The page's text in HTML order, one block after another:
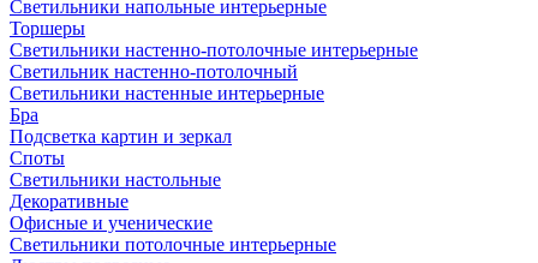
Светильники напольные интерьерные
Торшеры
Светильники настенно-потолочные интерьерные
Светильник настенно-потолочный
Светильники настенные интерьерные
Бра
Подсветка картин и зеркал
Споты
Светильники настольные
Декоративные
Офисные и ученические
Светильники потолочные интерьерные